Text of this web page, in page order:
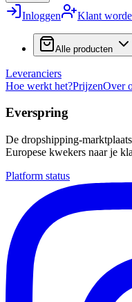
Inloggen Klant
Alle producten
Leveranciers
Hoe werkt het?PrijzenOver
Everspring
De dropshipping-
Europese kwekers naar je
Platform status